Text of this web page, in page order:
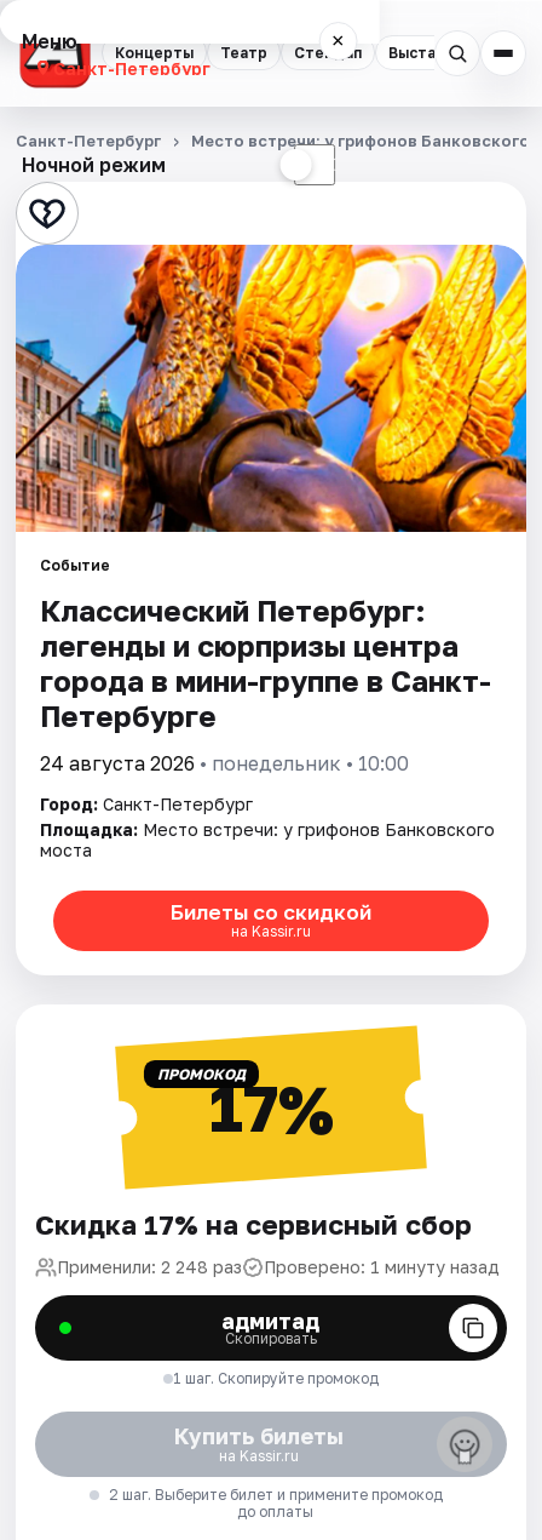
Концерты Театр Стендап Выставки
Меню ×
Санкт-Петербург
Концерты
Театр
Стендап
Квесты
Экскурсии
Спорт
События
Города
Площадки
Артисты
Рейтинги
Ночной режим ☾
Санкт-Петербург Место встречи: у грифонов Банковского
Событие
Классический Петербург:
легенды и сюрпризы центра
города в мини-группе в Санкт-
Петербурге
24 августа 2026 • понедельник • 10:00
Город: Санкт-Петербург
Площадка: Место встречи: у грифонов Банковского
моста
Билеты со скидкой
на Kassir.ru
ПРОМОКОД17%
Скидка 17% на сервисный сбор
Применили: 2 248 раз Проверено: 1 минуту назад
адмитад
Скопировать
1 шаг. Скопируйте промокод
Купить билеты
на Kassir.ru
2 шаг. Выберите билет и примените промокод
до оплаты